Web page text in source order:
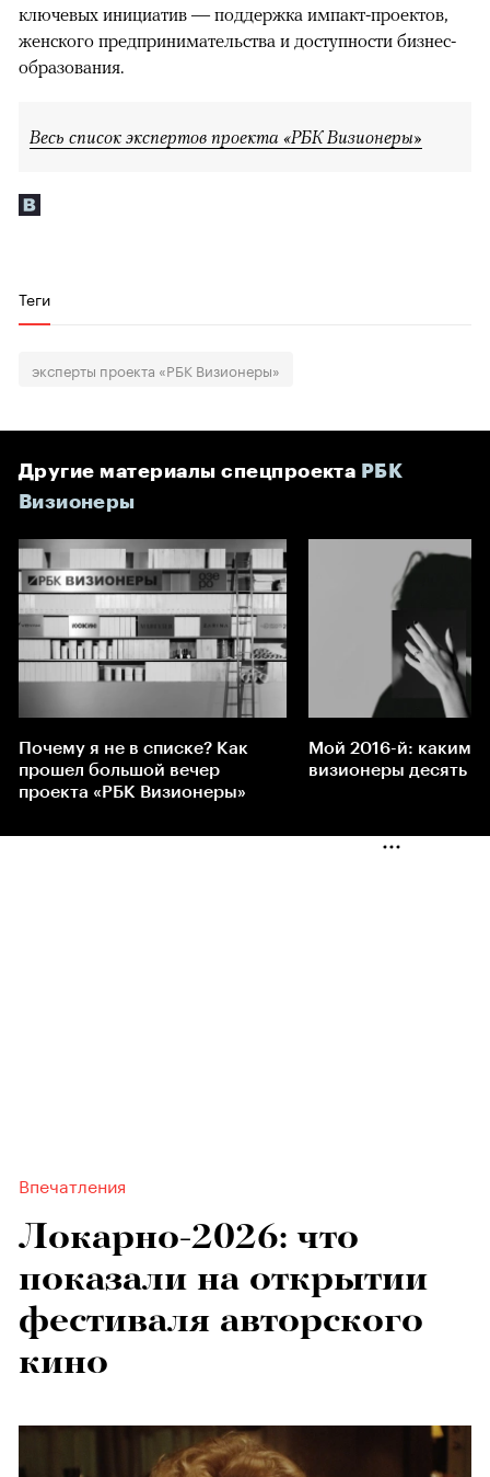
ключевых инициатив — поддержка импакт-проектов,
женского предпринимательства и доступности бизнес-
образования.
Весь список экспертов проекта «РБК Визионеры»
Теги
эксперты проекта «РБК Визионеры»
Другие материалы спецпроекта РБК
Визионеры
Почему я не в списке? Как
прошел большой вечер
проекта «РБК Визионеры»
ㅤㅤㅤㅤㅤ
Мой 2016-й: какими
визионеры десять
Впечатления
Локарно-2026: что
показали на открытии
фестиваля авторского
кино